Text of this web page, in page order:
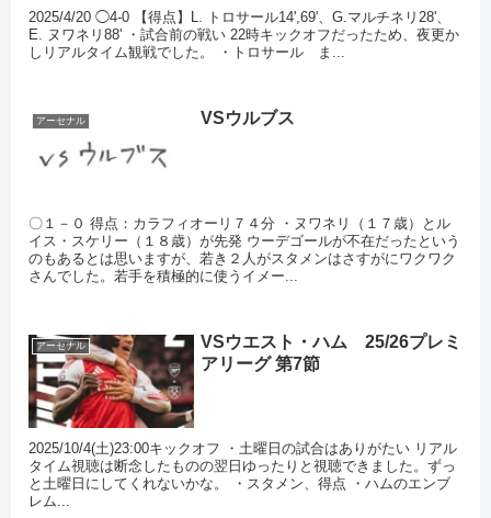
2025/4/20 ◯4-0 【得点】L. トロサール14',69'、G.マルチネリ28'、
E. ヌワネリ88' ・試合前の戦い 22時キックオフだったため、夜更か
しリアルタイム観戦でした。 ・トロサール ま...
アーセナル VSウルブス
〇１－０ 得点：カラフィオーリ７４分 ・ヌワネリ（１７歳）とル
イス・スケリー（１８歳）が先発 ウーデゴールが不在だったという
のもあるとは思いますが、若き２人がスタメンはさすがにワクワク
さんでした。若手を積極的に使うイメー...
アーセナル
VSウエスト・ハム 25/26プレミ
アリーグ 第7節
2025/10/4(土)23:00キックオフ ・土曜日の試合はありがたい リアル
タイム視聴は断念したものの翌日ゆったりと視聴できました。ずっ
と土曜日にしてくれないかな。 ・スタメン、得点 ・ハムのエンブ
レム...